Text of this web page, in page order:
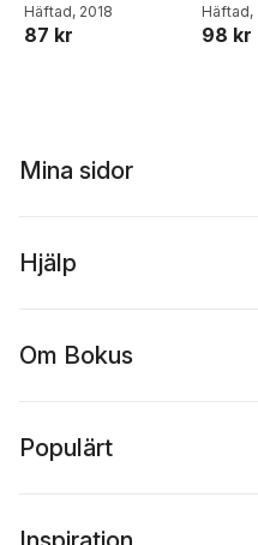
Häftad, 2018
87 kr
Häftad,
98 kr
Mina sidor
Hjälp
Om Bokus
Populärt